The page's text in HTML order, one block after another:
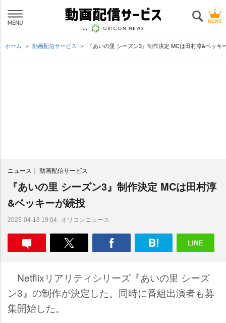
ホーム 動画配信サービス 『あいの里 シーズン3』制作決定 MCは田村淳&ベッキ
ニュース 動画配信サービス
『あいの里 シーズン3』制作決定 MCは田村淳
&ベッキーが続投
2025-04-18 19:04 オリコンニュース
Netflixリアリティシリーズ『あいの里 シーズ
ン3』の制作が決定した。同時に番組出演者も募
集開始した。